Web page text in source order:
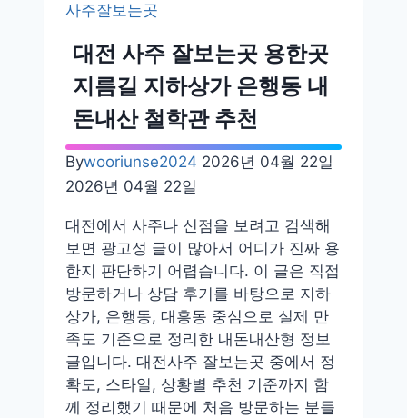
사주잘보는곳
대전 사주 잘보는곳 용한곳
지름길 지하상가 은행동 내
돈내산 철학관 추천
Bywooriunse2024 2026년 04월 22일
2026년 04월 22일
대전에서 사주나 신점을 보려고 검색해
보면 광고성 글이 많아서 어디가 진짜 용
한지 판단하기 어렵습니다. 이 글은 직접
방문하거나 상담 후기를 바탕으로 지하
상가, 은행동, 대흥동 중심으로 실제 만
족도 기준으로 정리한 내돈내산형 정보
글입니다. 대전사주 잘보는곳 중에서 정
확도, 스타일, 상황별 추천 기준까지 함
께 정리했기 때문에 처음 방문하는 분들